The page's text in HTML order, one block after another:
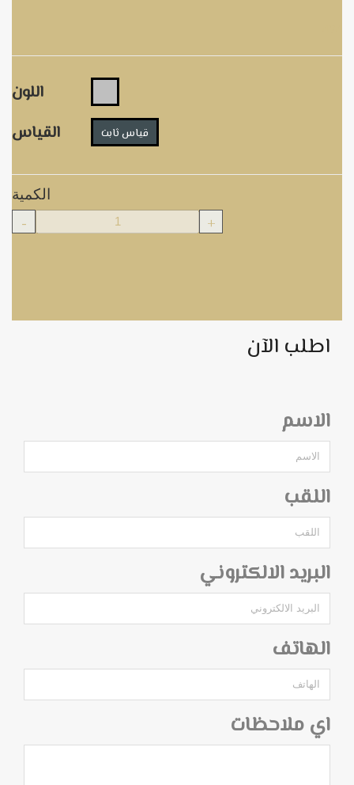
اللون
القياس
قياس ثابت
الكمية
- +
اطلب الآن
الاسم
اللقب
البريد الالكتروني
الهاتف
اي ملاحظات